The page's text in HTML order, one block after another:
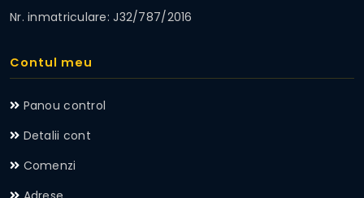
Nr. inmatriculare: J32/787/2016
Contul meu
Panou control
Detalii cont
Comenzi